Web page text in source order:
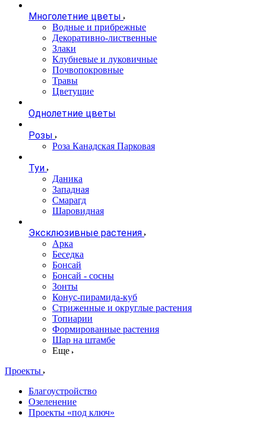
Многолетние цветы
Водные и прибрежные
Декоративно-лиственные
Злаки
Клубневые и луковичные
Почвопокровные
Травы
Цветущие
Однолетние цветы
Розы
Роза Канадская Парковая
Туи
Даника
Западная
Смарагд
Шаровидная
Эксклюзивные растения
Арка
Беседка
Бонсай
Бонсай - сосны
Зонты
Конус-пирамида-куб
Стриженные и округлые растения
Топиарии
Формированные растения
Шар на штамбе
Еще
Проекты
Благоустройство
Озеленение
Проекты «под ключ»